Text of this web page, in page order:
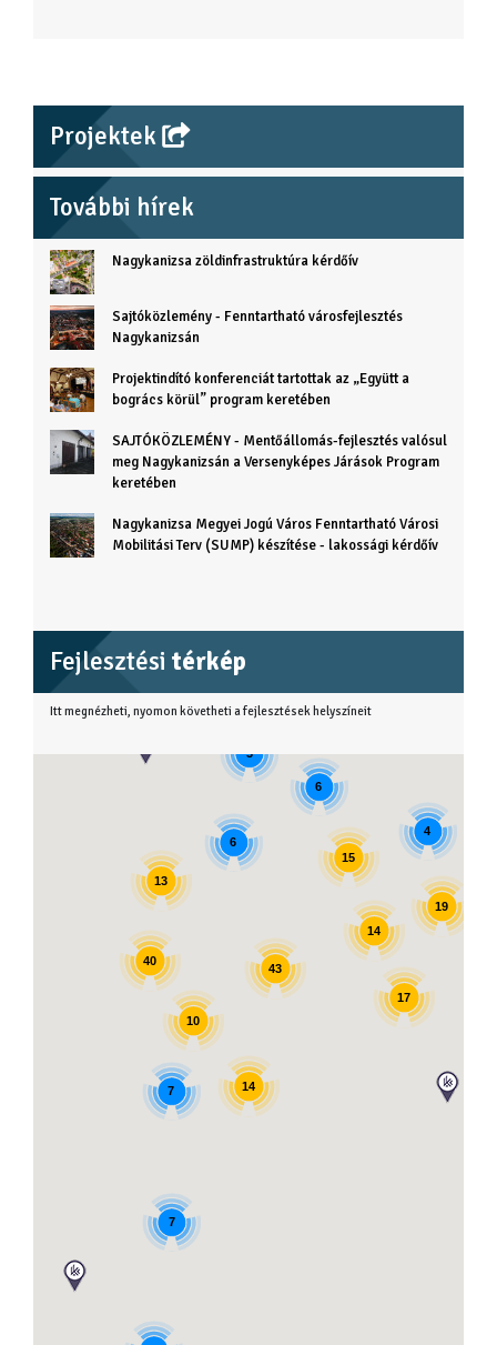
Projektek
További hírek
Nagykanizsa zöldinfrastruktúra kérdőív
Sajtóközlemény - Fenntartható városfejlesztés
Nagykanizsán
Projektindító konferenciát tartottak az „Együtt a
bogrács körül” program keretében
SAJTÓKÖZLEMÉNY - Mentőállomás-fejlesztés valósul
meg Nagykanizsán a Versenyképes Járások Program
keretében
Nagykanizsa Megyei Jogú Város Fenntartható Városi
Mobilitási Terv (SUMP) készítése - lakossági kérdőív
Fejlesztési térkép
Itt megnézheti, nyomon követheti a fejlesztések helyszíneit
14
17
40
7
43
19
6
13
15
4
6
3
7
14
10